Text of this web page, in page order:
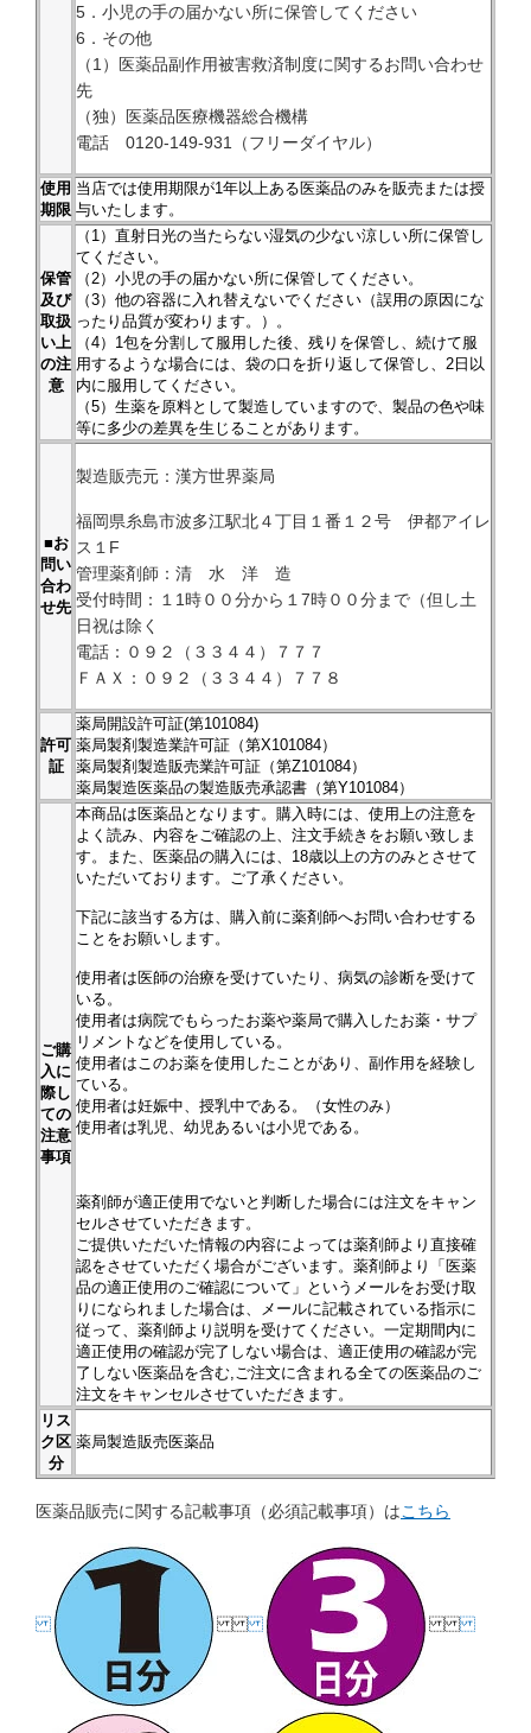
5．小児の手の届かない所に保管してください
6．その他
（1）医薬品副作用被害救済制度に関するお問い合わせ
先
（独）医薬品医療機器総合機構
電話 0120-149-931（フリーダイヤル）
使用
期限
当店では使用期限が1年以上ある医薬品のみを販売または授
与いたします。
保管
及び
取扱
い上
の注
意
（1）直射日光の当たらない湿気の少ない涼しい所に保管し
てください。
（2）小児の手の届かない所に保管してください。
（3）他の容器に入れ替えないでください（誤用の原因にな
ったり品質が変わります。）。
（4）1包を分割して服用した後、残りを保管し、続けて服
用するような場合には、袋の口を折り返して保管し、2日以
内に服用してください。
（5）生薬を原料として製造していますので、製品の色や味
等に多少の差異を生じることがあります。
■お
問い
合わ
せ先
製造販売元：漢方世界薬局
福岡県糸島市波多江駅北４丁目１番１２号 伊都アイレ
ス１F
管理薬剤師：清 水 洋 造
受付時間：１1時００分から１7時００分まで（但し土
日祝は除く
電話：０９２（３３４４）７７７
ＦＡＸ：０９２（３３４４）７７８
許可
証
薬局開設許可証(第101084)
薬局製剤製造業許可証（第X101084）
薬局製剤製造販売業許可証（第Z101084）
薬局製造医薬品の製造販売承認書（第Y101084）
ご購
入に
際し
ての
注意
事項
本商品は医薬品となります。購入時には、使用上の注意を
よく読み、内容をご確認の上、注文手続きをお願い致しま
す。また、医薬品の購入には、18歳以上の方のみとさせて
いただいております。ご了承ください。
下記に該当する方は、購入前に薬剤師へお問い合わせする
ことをお願いします。
使用者は医師の治療を受けていたり、病気の診断を受けて
いる。
使用者は病院でもらったお薬や薬局で購入したお薬・サプ
リメントなどを使用している。
使用者はこのお薬を使用したことがあり、副作用を経験し
ている。
使用者は妊娠中、授乳中である。（女性のみ）
使用者は乳児、幼児あるいは小児である。
薬剤師が適正使用でないと判断した場合には注文をキャン
セルさせていただきます。
ご提供いただいた情報の内容によっては薬剤師より直接確
認をさせていただく場合がございます。薬剤師より「医薬
品の適正使用のご確認について」というメールをお受け取
りになられました場合は、メールに記載されている指示に
従って、薬剤師より説明を受けてください。一定期間内に
適正使用の確認が完了しない場合は、適正使用の確認が完
了しない医薬品を含む,ご注文に含まれる全ての医薬品のご
注文をキャンセルさせていただきます。
リス
ク区
分
薬局製造販売医薬品
医薬品販売に関する記載事項（必須記載事項）はこちら